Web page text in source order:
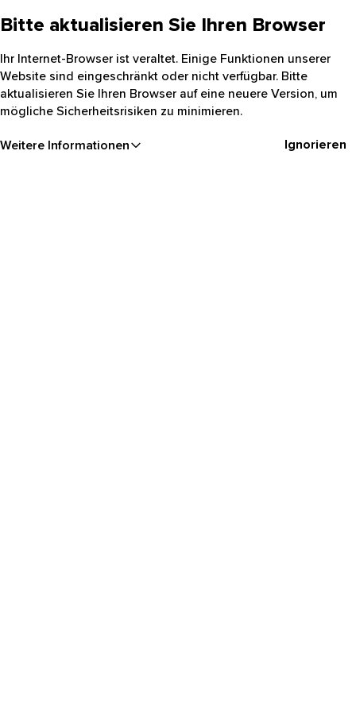
Bitte aktualisieren Sie Ihren Browser
Ihr Internet-Browser ist veraltet. Einige Funktionen unserer
Website sind eingeschränkt oder nicht verfügbar. Bitte
aktualisieren Sie Ihren Browser auf eine neuere Version, um
mögliche Sicherheitsrisiken zu minimieren.
Weitere Informationen Ignorieren